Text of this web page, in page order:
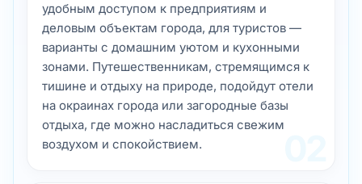
удобным доступом к предприятиям и
деловым объектам города, для туристов —
варианты с домашним уютом и кухонными
зонами. Путешественникам, стремящимся к
тишине и отдыху на природе, подойдут отели
на окраинах города или загородные базы
отдыха, где можно насладиться свежим
воздухом и спокойствием.